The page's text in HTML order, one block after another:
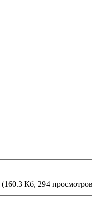
(160.3 Кб, 294